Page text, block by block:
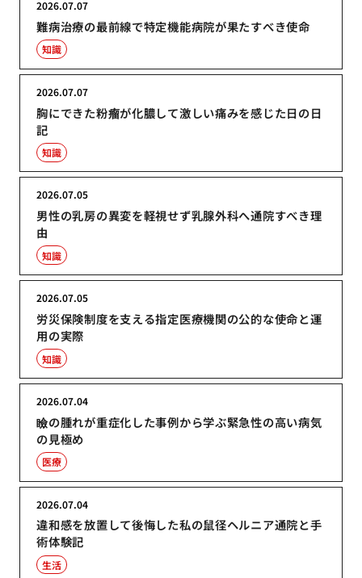
難病治療の最前線で特定機能病院が果たすべき使命
2026.07.07
知識
胸にできた粉瘤が化膿して激しい痛みを感じた日の日
記
2026.07.07
知識
男性の乳房の異変を軽視せず乳腺外科へ通院すべき理
由
2026.07.05
知識
労災保険制度を支える指定医療機関の公的な使命と運
用の実際
2026.07.05
知識
瞼の腫れが重症化した事例から学ぶ緊急性の高い病気
の見極め
2026.07.04
医療
違和感を放置して後悔した私の鼠径ヘルニア通院と手
術体験記
2026.07.04
生活